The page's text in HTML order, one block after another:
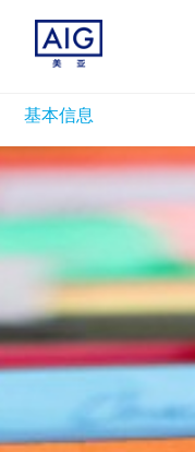
基本信息